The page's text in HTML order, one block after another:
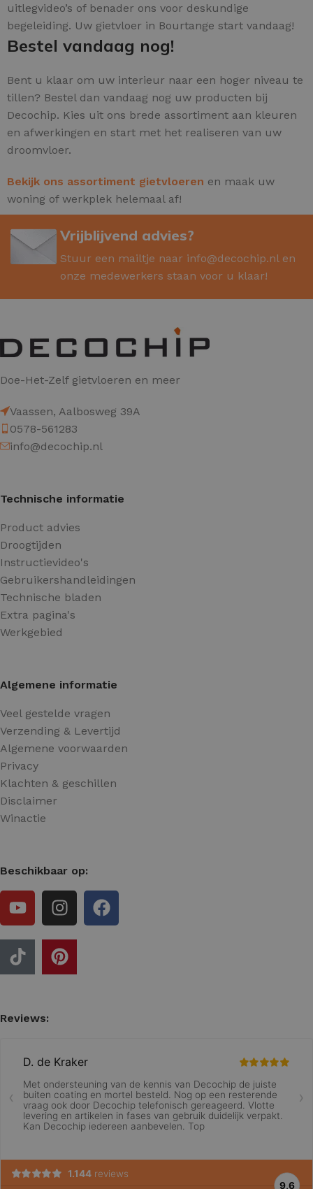
uitlegvideo’s of benader ons voor deskundige
begeleiding. Uw gietvloer in Bourtange start vandaag!
Bestel vandaag nog!
Bent u klaar om uw interieur naar een hoger niveau te
tillen? Bestel dan vandaag nog uw producten bij
Decochip. Kies uit ons brede assortiment aan kleuren
en afwerkingen en start met het realiseren van uw
droomvloer.
Bekijk ons assortiment gietvloeren en maak uw
woning of werkplek helemaal af!
Vrijblijvend advies?
Stuur een mailtje naar info@decochip.nlen
onze medewerkers staan voor u klaar!
Doe-Het-Zelf gietvloeren en meer
Vaassen, Aalbosweg 39A
0578-561283
info@decochip.nl
Technische informatie
Product advies
Droogtijden
Instructievideo's
Gebruikershandleidingen
Technische bladen
Extra pagina's
Werkgebied
Algemene informatie
Veel gestelde vragen
Verzending & Levertijd
Algemene voorwaarden
Privacy
Klachten & geschillen
Disclaimer
Winactie
Beschikbaar op:
Reviews: